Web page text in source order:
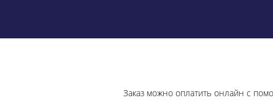
Заказ можно оплатить онлайн с